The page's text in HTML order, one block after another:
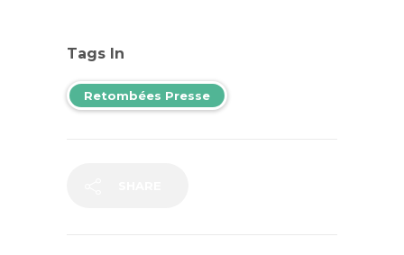
Tags In
Retombées Presse